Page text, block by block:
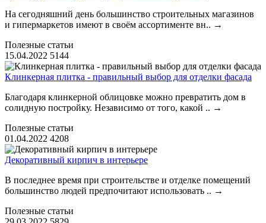
На сегодняшний день большинство строительных магазинов
и гипермаркетов имеют в своём ассортименте вн.. →
Полезные статьи
15.04.2022 5144
Клинкерная плитка - правильный выбор для отделки фасада
Благодаря клинкерной облицовке можно превратить дом в
солидную постройку. Независимо от того, какой .. →
Полезные статьи
01.04.2022 4208
Декоративный кирпич в интерьере
В последнее время при строительстве и отделке помещений
большинство людей предпочитают использовать .. →
Полезные статьи